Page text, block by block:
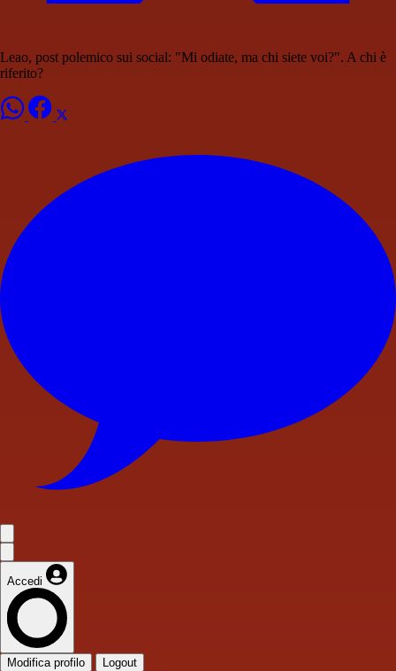
Leao, post polemico sui social: "Mi odiate, ma chi siete voi?". A chi è
riferito?
Accedi
Modifica profilo Logout